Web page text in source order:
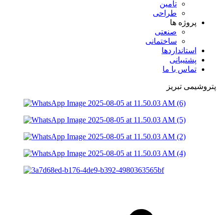
تامین
طراحی
پروژه ها
صنعتی
ساختمانی
استانداردها
پشتیبانی
تماس با ما
پتروشیمی تبریز